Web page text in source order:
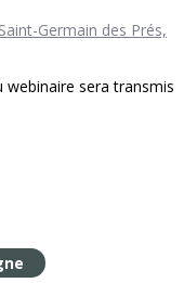
Germain des Prés,
webinaire sera transmis